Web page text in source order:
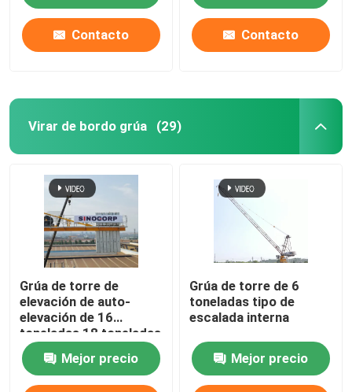
Contacto Contacto
Virar de bordo grúa (29)
Grúa de torre de
elevación de auto-
elevación de 16
toneladas 18 toneladas
Mejor precio
Grúa de torre de 6
toneladas tipo de
escalada interna
Mejor precio